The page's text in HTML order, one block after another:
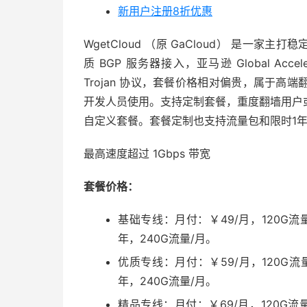
新用户注册8折优惠
WgetCloud （原 GaCloud） 是一家主打稳
质 BGP 服务器接入，亚马逊 Global
Trojan 协议，套餐价格相对偏贵，属于高端
开发人员使用。支持定制套餐，重度翻墙用
自定义套餐。套餐定制也支持流量包和限时1
最高速度超过 1Gbps 带宽
套餐价格：
基础专线：月付：￥49/月，120G
年，240G流量/月。
优质专线：月付：￥59/月，120G
年，240G流量/月。